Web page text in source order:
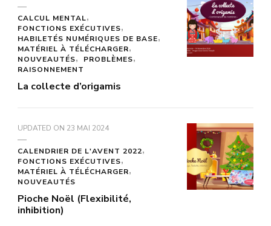
CALCUL MENTAL
FONCTIONS EXÉCUTIVES
HABILETÉS NUMÉRIQUES DE BASE
MATÉRIEL À TÉLÉCHARGER
NOUVEAUTÉS
PROBLÈMES
RAISONNEMENT
La collecte d’origamis
UPDATED ON 23 MAI 2024
CALENDRIER DE L'AVENT 2022
FONCTIONS EXÉCUTIVES
MATÉRIEL À TÉLÉCHARGER
NOUVEAUTÉS
Pioche Noël (Flexibilité,
inhibition)